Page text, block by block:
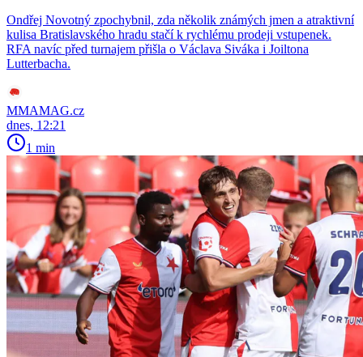
Ondřej Novotný zpochybnil, zda několik známých jmen a atraktivní
kulisa Bratislavského hradu stačí k rychlému prodeji vstupenek.
RFA navíc před turnajem přišla o Václava Siváka i Joiltona
Lutterbacha.
MMAMAG.cz
dnes, 12:21
1 min